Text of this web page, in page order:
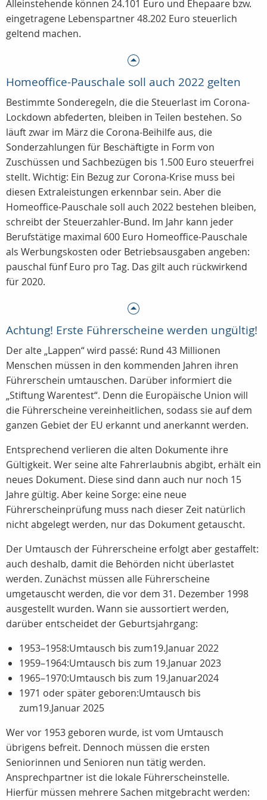
Alleinstehende können 24.101 Euro und Ehepaare bzw.
eingetragene Lebenspartner 48.202 Euro steuerlich
geltend machen.
Homeoffice-Pauschale soll auch 2022 gelten
Bestimmte Sonderegeln, die die Steuerlast im Corona-
Lockdown abfederten, bleiben in Teilen bestehen. So
läuft zwar im März die Corona-Beihilfe aus, die
Sonderzahlungen für Beschäftigte in Form von
Zuschüssen und Sachbezügen bis 1.500 Euro steuerfrei
stellt. Wichtig: Ein Bezug zur Corona-Krise muss bei
diesen Extraleistungen erkennbar sein. Aber die
Homeoffice-Pauschale soll auch 2022 bestehen bleiben,
schreibt der Steuerzahler-Bund. Im Jahr kann jeder
Berufstätige maximal 600 Euro Homeoffice-Pauschale
als Werbungskosten oder Betriebsausgaben angeben:
pauschal fünf Euro pro Tag. Das gilt auch rückwirkend
für 2020.
Achtung! Erste Führerscheine werden ungültig!
Der alte „Lappen“ wird passé: Rund 43 Millionen
Menschen müssen in den kommenden Jahren ihren
Führerschein umtauschen. Darüber informiert die
„Stiftung Warentest“. Denn die Europäische Union will
die Führerscheine vereinheitlichen, sodass sie auf dem
ganzen Gebiet der EU erkannt und anerkannt werden.
Entsprechend verlieren die alten Dokumente ihre
Gültigkeit. Wer seine alte Fahrerlaubnis abgibt, erhält ein
neues Dokument. Diese sind dann auch nur noch 15
Jahre gültig. Aber keine Sorge: eine neue
Führerscheinprüfung muss nach dieser Zeit natürlich
nicht abgelegt werden, nur das Dokument getauscht.
Der Umtausch der Führerscheine erfolgt aber gestaffelt:
auch deshalb, damit die Behörden nicht überlastet
werden. Zunächst müssen alle Führerscheine
umgetauscht werden, die vor dem 31. Dezember 1998
ausgestellt wurden. Wann sie aussortiert werden,
darüber entscheidet der Geburtsjahrgang:
1953–1958:Umtausch bis zum19.Januar 2022
1959–1964:Umtausch bis zum 19.Januar 2023
1965–1970:Umtausch bis zum 19.Januar2024
1971 oder später geboren:Umtausch bis
zum19.Januar 2025
Wer vor 1953 geboren wurde, ist vom Umtausch
übrigens befreit. Dennoch müssen die ersten
Seniorinnen und Senioren nun tätig werden.
Ansprechpartner ist die lokale Führerscheinstelle.
Hierfür müssen mehrere Sachen mitgebracht werden: